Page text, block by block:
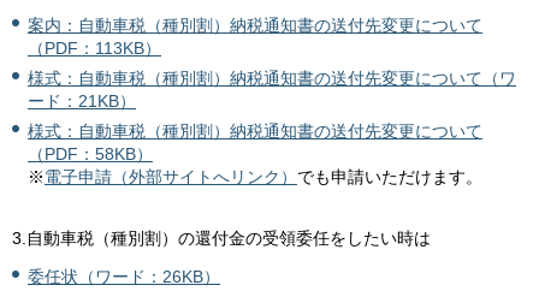
案内：自動車税（種別割）納税通知書の送付先変更について
（PDF：113KB）
様式：自動車税（種別割）納税通知書の送付先変更について（ワ
ード：21KB）
様式：自動車税（種別割）納税通知書の送付先変更について
（PDF：58KB）
※電子申請（外部サイトへリンク） でも申請いただけます。
3.自動車税（種別割）の還付金の受領委任をしたい時は
委任状（ワード：26KB）